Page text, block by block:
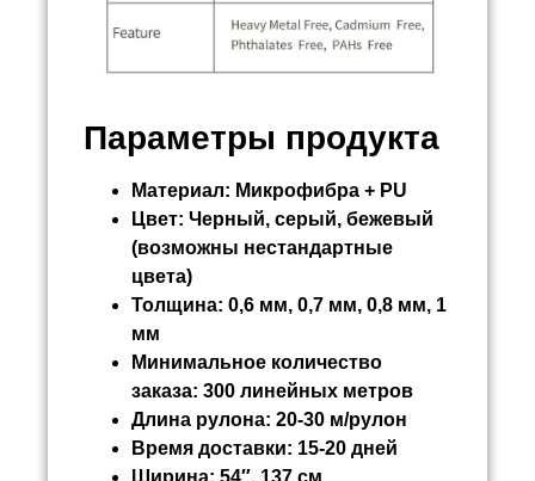
Параметры продукта
Материал: Микрофибра + PU
Цвет: Черный, серый, бежевый
(возможны нестандартные
цвета)
Толщина: 0,6 мм, 0,7 мм, 0,8 мм, 1
мм
Минимальное количество
заказа: 300 линейных метров
Длина рулона: 20-30 м/рулон
Время доставки: 15-20 дней
Ширина: 54″, 137 см